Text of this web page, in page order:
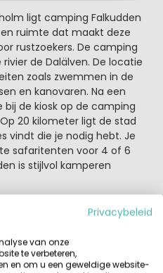
ligt camping Falkudden
en ruimte dat maakt deze
rustzoekers. De camping
de Dalälven. De locatie
zoals zwemmen in de
en kanovaren. Na een
de kiosk op de camping
20 kilometer ligt de stad
vindt die je nodig hebt. Je
safaritenten voor 4 of 6
is stijlvol kamperen
omgeving van deze
en je hengel niet in te
door het Nationale
je vanaf de camping 3
Privacybeleid
van onze
te verbeteren,
en om u een geweldige website-